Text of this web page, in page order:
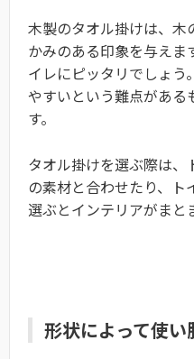
木製のタオル掛けは、木
かみのある印象を与えま
イレにピッタリでしょう
やすいという難点がある
す。
タオル掛けを選ぶ際は、
の素材と合わせたり、ト
選ぶとインテリアがまと
形状によって使い